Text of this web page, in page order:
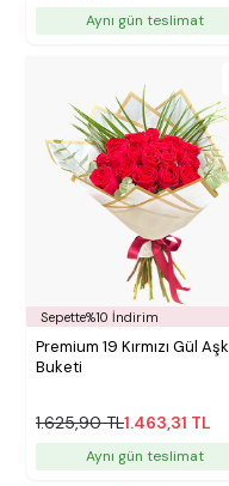
Aynı gün teslimat
Sepette%10 İndirim
Premium 19 Kırmızı Gül Aşk
Buketi
1.625,90 TL1.463,31 TL
Aynı gün teslimat